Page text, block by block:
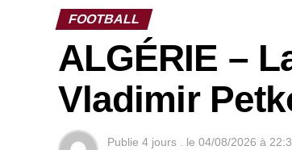
FOOTBALL
ALGÉRIE –
Vladimir
Publie 4 jours . le 04/08/2026 à